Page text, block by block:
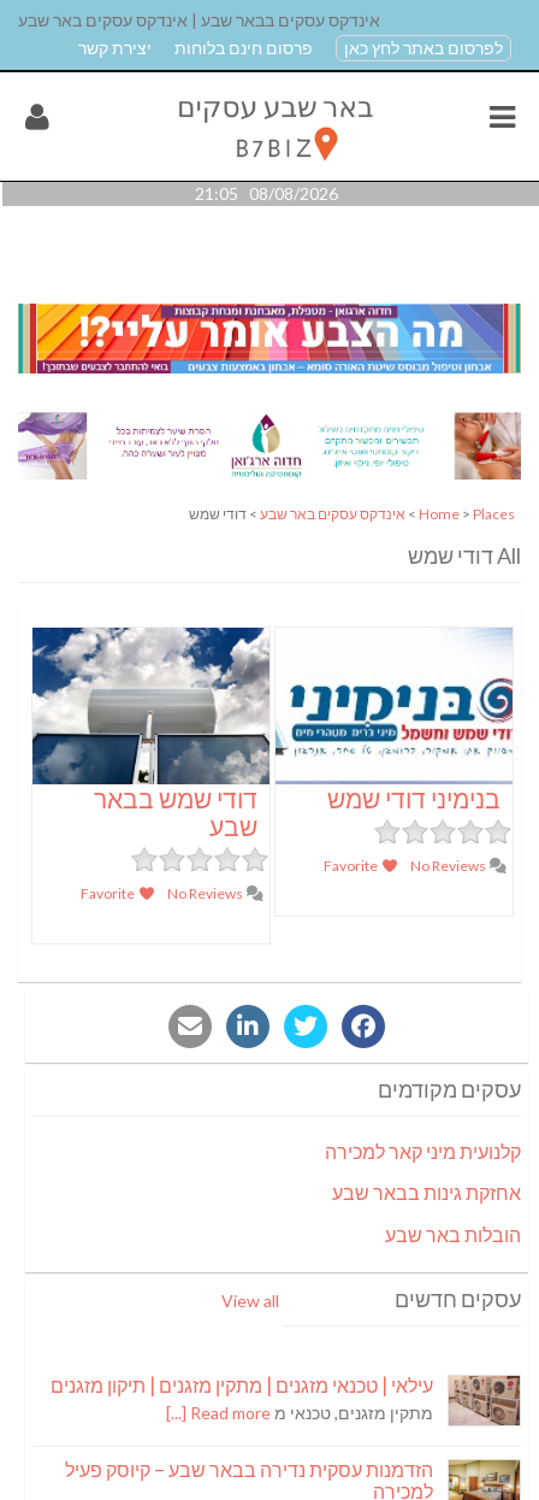
אינדקס עסקים בבאר שבע | אינדקס עסקים באר שבע
לפרסום באתר לחץ כאן
פרסום חינם בלוחות יצירת קשר
08/08/2026 21:05
Home > Places
> אינדקס עסקים באר שבע > דודי שמש
All דודי שמש
בנימיני דודי שמש
דודי שמש בבאר
שבע
עסקים מקודמים
קלנועית מיני קאר למכירה
אחזקת גינות בבאר שבע
הובלות באר שבע
עסקים חדשים View all
עילאי | טכנאי מזגנים | מתקין מזגנים | תיקון מזגנים
מתקין מזגנים, טכנאי מRead more [...]
הזדמנות עסקית נדירה בבאר שבע – קיוסק פעיל
למכירה